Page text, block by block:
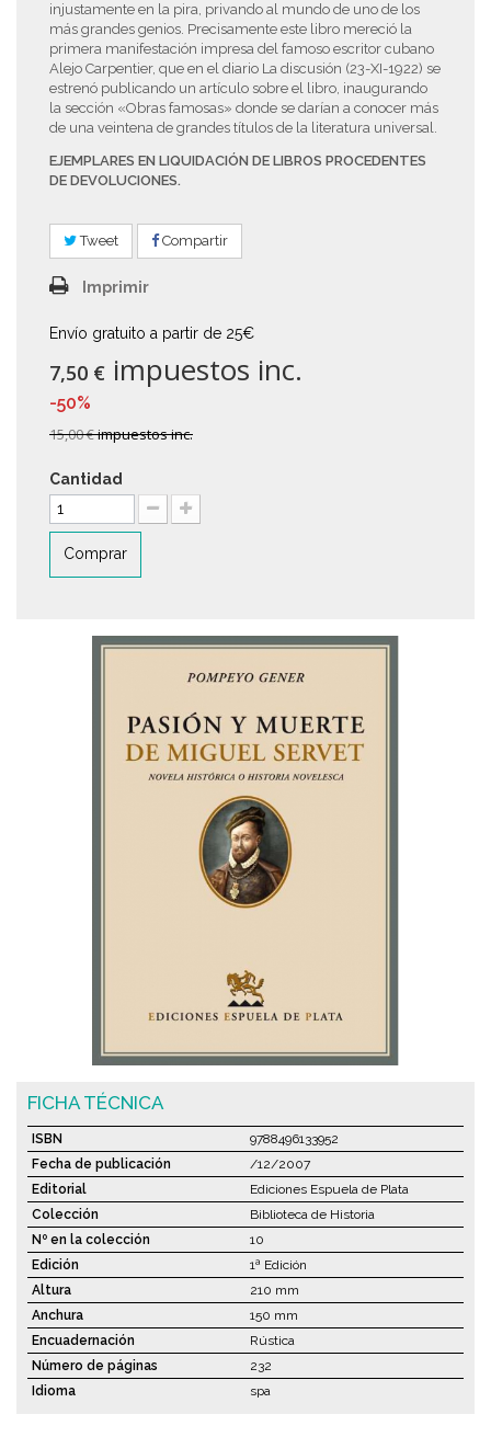
injustamente en la pira, privando al mundo de uno de los
más grandes genios. Precisamente este libro mereció la
primera manifestación impresa del famoso escritor cubano
Alejo Carpentier, que en el diario La discusión (23-XI-1922) se
estrenó publicando un artículo sobre el libro, inaugurando
la sección «Obras famosas» donde se darían a conocer más
de una veintena de grandes títulos de la literatura universal.
EJEMPLARES EN LIQUIDACIÓN DE LIBROS PROCEDENTES
DE DEVOLUCIONES.
Tweet Compartir
Imprimir
Envío gratuito a partir de 25€
7,50 € impuestos inc.
-50%
15,00 €impuestos inc.
Cantidad
Comprar
FICHA TÉCNICA
ISBN
9788496133952
Fecha de publicación
/12/2007
Editorial
Ediciones Espuela de Plata
Colección
Biblioteca de Historia
Nº en la colección
10
Edición
1ª Edición
Altura
210 mm
Anchura
150 mm
Encuadernación
Rústica
Número de páginas
232
Idioma
spa